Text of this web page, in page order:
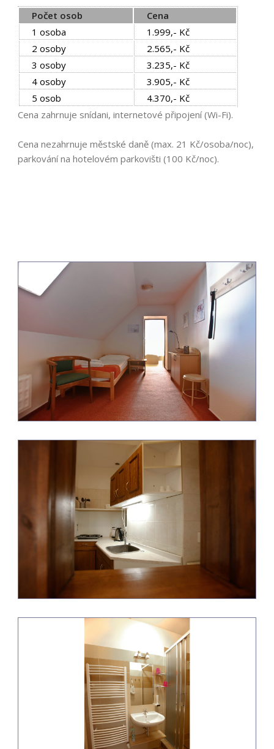
Počet osob
Cena
1 osoba
1.999,- Kč
2 osoby
2.565,- Kč
3 osoby
3.235,- Kč
4 osoby
3.905,- Kč
5 osob
4.370,- Kč
Cena zahrnuje snídani, internetové připojení (Wi-Fi).
Cena nezahrnuje městské daně (max. 21 Kč/osoba/noc),
parkování na hotelovém parkovišti (100 Kč/noc).